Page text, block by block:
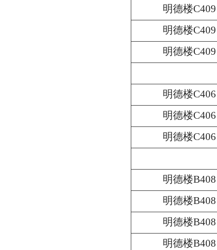
明德楼C409
明德楼C409
明德楼C409
明德楼C406
明德楼C406
明德楼C406
明德楼B408
明德楼B408
明德楼B408
明德楼B408